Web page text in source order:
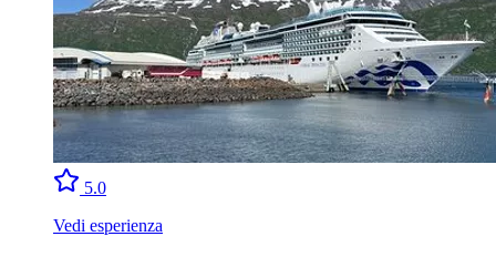
5.0
Vedi esperienza